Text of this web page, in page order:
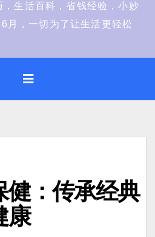
生活百科，省钱经验，小妙
月，一切为了让生活更轻松
健：传承经典
康